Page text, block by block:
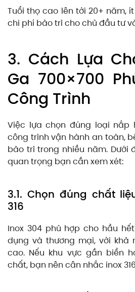
Tuổi thọ cao lên tới 20+ năm,
chi phí bảo trì cho chủ đầu tư
3. Cách Lựa
Ga 700×700
Công Trình
Việc lựa chọn đúng loại nắp
công trình vận hành an toàn,
bảo trì trong nhiều năm. Dưới
quan trọng bạn cần xem xét:
3.1. Chọn đúng chất
316
Inox 304 phù hợp cho hầu
dụng và thương mại, với khả
cao. Nếu khu vực gần biển
chất, bạn nên cân nhắc inox